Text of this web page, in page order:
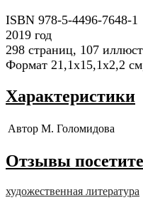
ISBN 978-5-4496-7648-1
2019 год
298 страниц, 107
Формат 21,1x15,1x2,2
Характеристики
Автор М. Голомидова
Отзывы
художественная литература